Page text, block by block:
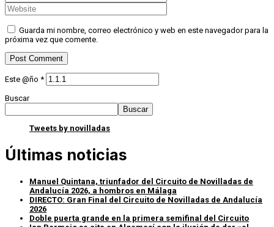
Guarda mi nombre, correo electrónico y web en este navegador para la
próxima vez que comente.
Este @ño *
Buscar
Buscar
Tweets by novilladas
Últimas noticias
Manuel Quintana, triunfador del Circuito de Novilladas de
Andalucía 2026, a hombros en Málaga
DIRECTO: Gran Final del Circuito de Novilladas de Andalucía
2026
Doble puerta grande en la primera semifinal del Circuito